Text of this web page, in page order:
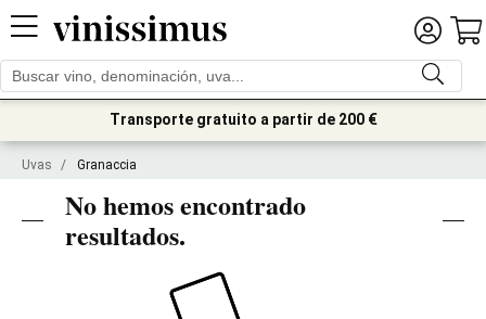
Transporte gratuito a partir de 200 €
Uvas / Granaccia
No hemos encontrado
resultados.